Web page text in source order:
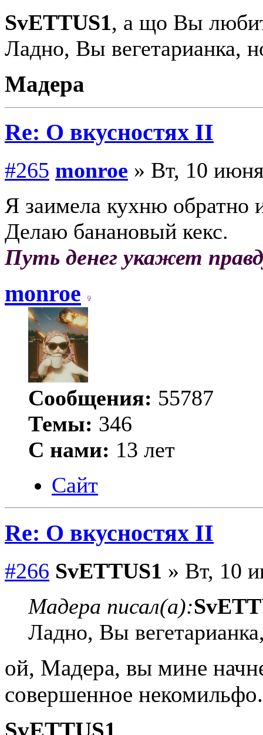
SvETTUS1, а що Вы
Ладно, Вы вегетарианка,
Мадера
Re: О вкусностях II
#265 monroe » Вт, 10
Я заимела кухню обратно
Делаю банановый кекс.
Путь денег укажет
monroe
Сообщения: 55787
Темы: 346
С нами: 13 лет
Сайт
Re: О вкусностях II
#266 SvETTUS1 » Вт, 10
Мадера писал(а):
Ладно, Вы
ой, Мадера, вы мине
совершенное